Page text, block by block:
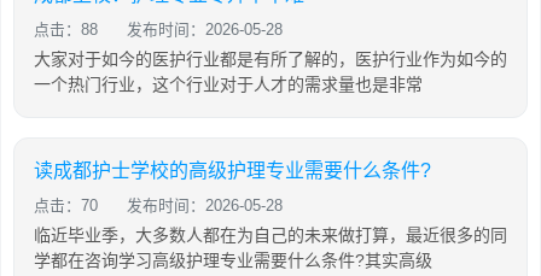
点击：88 发布时间：2026-05-28
大家对于如今的医护行业都是有所了解的，医护行业作为如今的
一个热门行业，这个行业对于人才的需求量也是非常
读成都护士学校的高级护理专业需要什么条件?
点击：70 发布时间：2026-05-28
临近毕业季，大多数人都在为自己的未来做打算，最近很多的同
学都在咨询学习高级护理专业需要什么条件?其实高级